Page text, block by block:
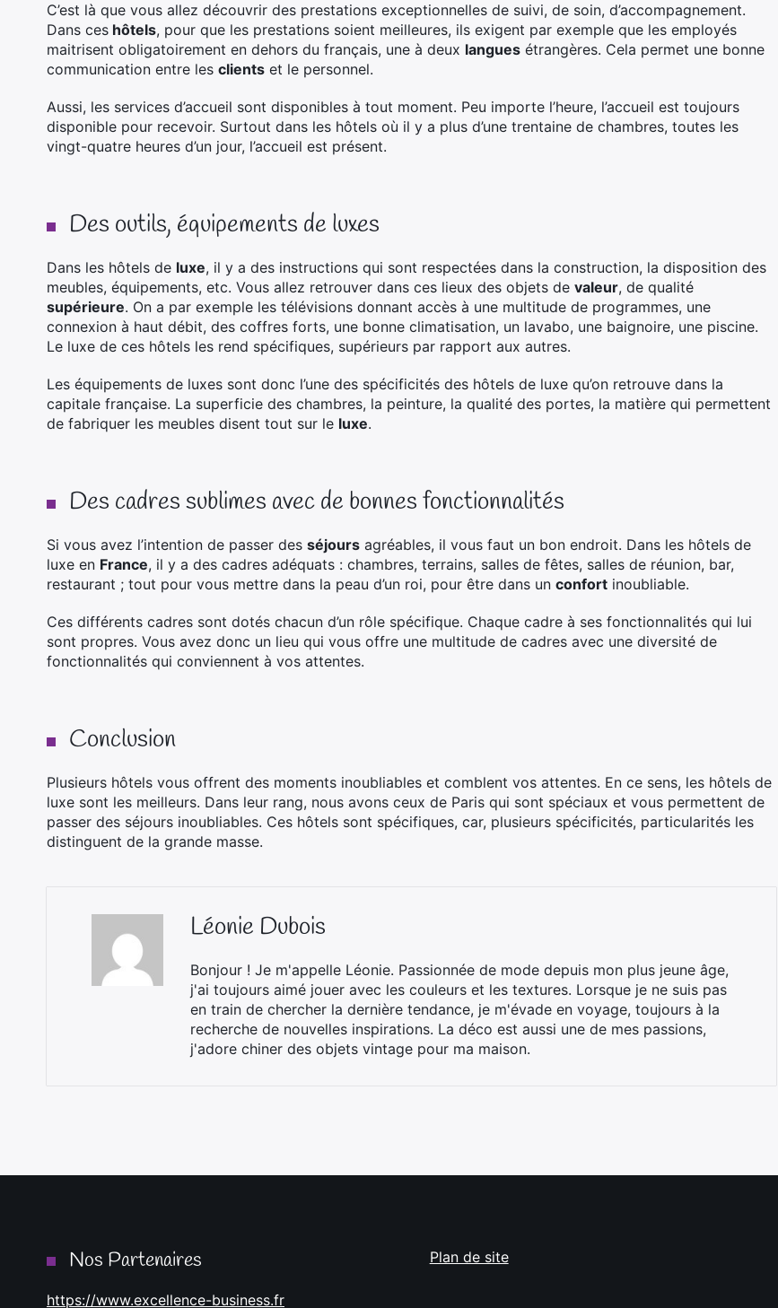
C’est là que vous allez découvrir des prestations exceptionnelles de suivi, de soin, d’accompagnement.
Dans ces hôtels, pour que les prestations soient meilleures, ils exigent par exemple que les employés
maitrisent obligatoirement en dehors du français, une à deux langues étrangères. Cela permet une bonne
communication entre les clients et le personnel.
Aussi, les services d’accueil sont disponibles à tout moment. Peu importe l’heure, l’accueil est toujours
disponible pour recevoir. Surtout dans les hôtels où il y a plus d’une trentaine de chambres, toutes les
vingt-quatre heures d’un jour, l’accueil est présent.
Des outils, équipements de luxes
Dans les hôtels de luxe, il y a des instructions qui sont respectées dans la construction, la disposition des
meubles, équipements, etc. Vous allez retrouver dans ces lieux des objets de valeur, de qualité
supérieure. On a par exemple les télévisions donnant accès à une multitude de programmes, une
connexion à haut débit, des coffres forts, une bonne climatisation, un lavabo, une baignoire, une piscine.
Le luxe de ces hôtels les rend spécifiques, supérieurs par rapport aux autres.
Les équipements de luxes sont donc l’une des spécificités des hôtels de luxe qu’on retrouve dans la
capitale française. La superficie des chambres, la peinture, la qualité des portes, la matière qui permettent
de fabriquer les meubles disent tout sur le luxe.
Des cadres sublimes avec de bonnes fonctionnalités
Si vous avez l’intention de passer des séjours agréables, il vous faut un bon endroit. Dans les hôtels de
luxe en France, il y a des cadres adéquats : chambres, terrains, salles de fêtes, salles de réunion, bar,
restaurant ; tout pour vous mettre dans la peau d’un roi, pour être dans un confort inoubliable.
Ces différents cadres sont dotés chacun d’un rôle spécifique. Chaque cadre à ses fonctionnalités qui lui
sont propres. Vous avez donc un lieu qui vous offre une multitude de cadres avec une diversité de
fonctionnalités qui conviennent à vos attentes.
Conclusion
Plusieurs hôtels vous offrent des moments inoubliables et comblent vos attentes. En ce sens, les hôtels de
luxe sont les meilleurs. Dans leur rang, nous avons ceux de Paris qui sont spéciaux et vous permettent de
passer des séjours inoubliables. Ces hôtels sont spécifiques, car, plusieurs spécificités, particularités les
distinguent de la grande masse.
Léonie Dubois
Bonjour ! Je m'appelle Léonie. Passionnée de mode depuis mon plus jeune âge,
j'ai toujours aimé jouer avec les couleurs et les textures. Lorsque je ne suis pas
en train de chercher la dernière tendance, je m'évade en voyage, toujours à la
recherche de nouvelles inspirations. La déco est aussi une de mes passions,
j'adore chiner des objets vintage pour ma maison.
Nos Partenaires
https://www.excellence-business.fr
Plan de site